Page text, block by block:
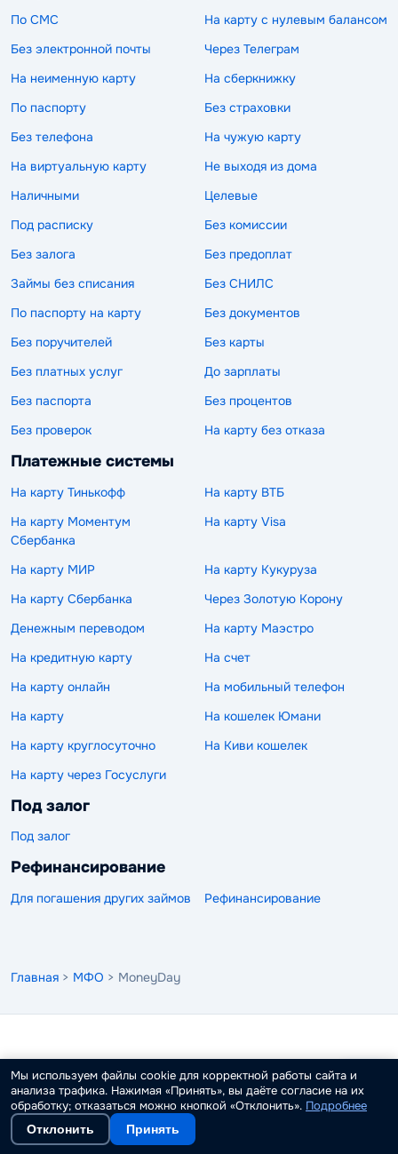
По СМС
На карту с нулевым балансом
Без электронной почты
Через Телеграм
На неименную карту
На сберкнижку
По паспорту
Без страховки
Без телефона
На чужую карту
На виртуальную карту
Не выходя из дома
Наличными
Целевые
Под расписку
Без комиссии
Без залога
Без предоплат
Займы без списания
Без СНИЛС
По паспорту на карту
Без документов
Без поручителей
Без карты
Без платных услуг
До зарплаты
Без паспорта
Без процентов
Без проверок
На карту без отказа
Платежные системы
На карту Тинькофф
На карту ВТБ
На карту Моментум
Сбербанка
На карту Visa
На карту МИР
На карту Кукуруза
На карту Сбербанка
Через Золотую Корону
Денежным переводом
На карту Маэстро
На кредитную карту
На счет
На карту онлайн
На мобильный телефон
На карту
На кошелек Юмани
На карту круглосуточно
На Киви кошелек
На карту через Госуслуги
Под залог
Под залог
Рефинансирование
Для погашения других займов Рефинансирование
Главная > МФО > MoneyDay
по
сайту
Zaim.com
информационный портал
Мы используем файлы cookie для корректной работы сайта и
анализа трафика. Нажимая «Принять», вы даёте согласие на их
обработку; отказаться можно кнопкой «Отклонить». Подробнее
Отклонить Принять